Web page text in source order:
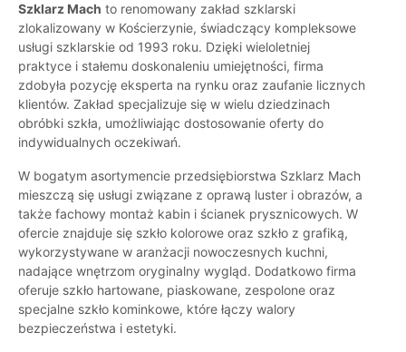
Szklarz Mach to renomowany zakład szklarski
zlokalizowany w Kościerzynie, świadczący kompleksowe
usługi szklarskie od 1993 roku. Dzięki wieloletniej
praktyce i stałemu doskonaleniu umiejętności, firma
zdobyła pozycję eksperta na rynku oraz zaufanie licznych
klientów. Zakład specjalizuje się w wielu dziedzinach
obróbki szkła, umożliwiając dostosowanie oferty do
indywidualnych oczekiwań.
W bogatym asortymencie przedsiębiorstwa Szklarz Mach
mieszczą się usługi związane z oprawą luster i obrazów, a
także fachowy montaż kabin i ścianek prysznicowych. W
ofercie znajduje się szkło kolorowe oraz szkło z grafiką,
wykorzystywane w aranżacji nowoczesnych kuchni,
nadające wnętrzom oryginalny wygląd. Dodatkowo firma
oferuje szkło hartowane, piaskowane, zespolone oraz
specjalne szkło kominkowe, które łączy walory
bezpieczeństwa i estetyki.